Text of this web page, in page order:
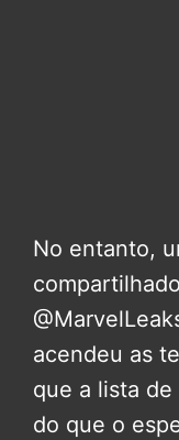
No entanto,
acendeu as
que a lista
do que o